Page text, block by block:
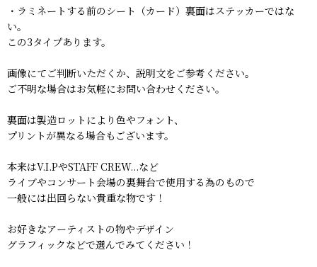
・ラミネートする前のシート（カード）裏面はステッカーではな
い。
この3タイプあります。
画像にてご判断いただくか、説明文をご参考ください。
ご不明な場合はお気軽にお問い合わせください。
裏面は製造ロットにより色やフォント、
プリントが異なる場合もございます。
本来はV.I.PやSTAFF CREW...など
ライブやコンサート会場の裏舞台で使用する為のもので
一般には出回らない貴重な物です！
お好きなアーティストの物やデザイン
グラフィックなどで選んでみてください！